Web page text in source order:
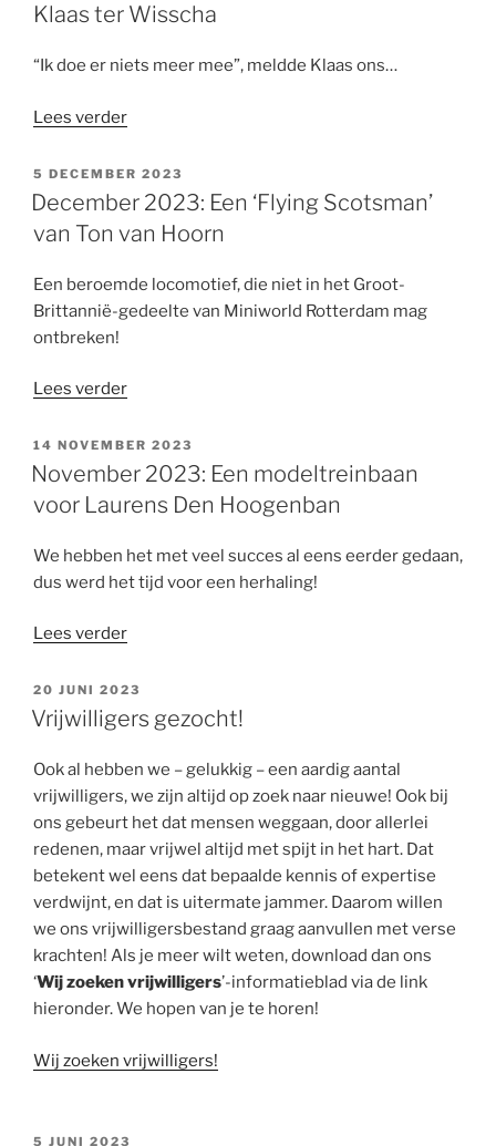
Klaas ter Wisscha
“Ik doe er niets meer mee”, meldde Klaas ons…
Lees verder“Januari
Een
eerste
schenking
van
Klaas
ter
GEPLAATST
OP
5 DECEMBER 2023
December 2023: Een ‘Flying Scotsman’
van Ton van Hoorn
Een beroemde locomotief, die niet in het Groot-
Brittannië-gedeelte van Miniworld Rotterdam mag
ontbreken!
Lees verder“December
Een
‘Flying
Scotsman’
van
Ton
van
GEPLAATST
OP
14 NOVEMBER 2023
November 2023: Een modeltreinbaan
voor Laurens Den Hoogenban
We hebben het met veel succes al eens eerder gedaan,
dus werd het tijd voor een herhaling!
Lees verder“November
Een
modeltreinbaan
Laurens
Den
Hoogenban”
GEPLAATST
OP
20 JUNI 2023
Vrijwilligers gezocht!
Ook al hebben we – gelukkig – een aardig aantal
vrijwilligers, we zijn altijd op zoek naar nieuwe! Ook bij
ons gebeurt het dat mensen weggaan, door allerlei
redenen, maar vrijwel altijd met spijt in het hart. Dat
betekent wel eens dat bepaalde kennis of expertise
verdwijnt, en dat is uitermate jammer. Daarom willen
we ons vrijwilligersbestand graag aanvullen met verse
krachten! Als je meer wilt weten, download dan ons
‘Wij zoeken vrijwilligers’-informatieblad via de link
hieronder. We hopen van je te horen!
Wij zoeken vrijwilligers!
GEPLAATST
5 JUNI 2023